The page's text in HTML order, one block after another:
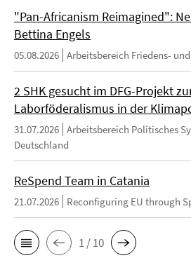
"Pan-Africanism Reimagined":
Bettina Engels
05.08.2026 Arbeitsbereich Friedens-
2 SHK gesucht im DFG-Projekt
Laborföderalismus in der
31.07.2026 Arbeitsbereich Politisches
Deutschland
ReSpend Team in Catania
21.07.2026 Reconfiguring EU through
1 / 10